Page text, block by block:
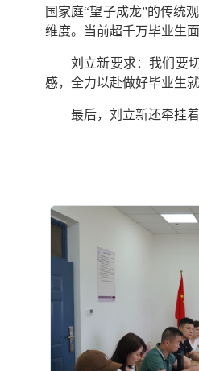
国家庭“望子成龙”的传统
维度。当前超千万毕业生
刘立新要求：我们要
感，全力以赴做好毕业生
最后，刘立新还牵挂